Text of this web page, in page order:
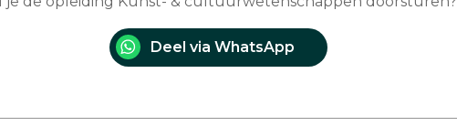
Deel via WhatsApp